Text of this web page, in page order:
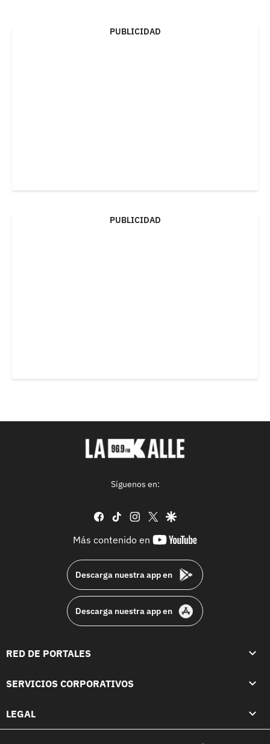
PUBLICIDAD
PUBLICIDAD
Síguenos en:
facebook
tiktok instagram
twittergoogle
Más contenido en
youtube-
Descarga nuestra app en
Descarga nuestra app en
RED DE PORTALES
SERVICIOS CORPORATIVOS
LEGAL